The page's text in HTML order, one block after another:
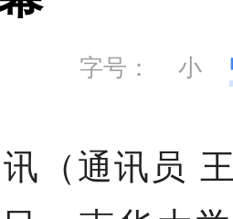
字号： 小
（通讯员